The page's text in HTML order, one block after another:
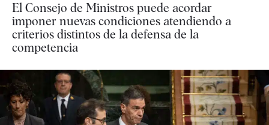
El Consejo de Ministros puede acordar
imponer nuevas condiciones atendiendo a
criterios distintos de la defensa de la
competencia